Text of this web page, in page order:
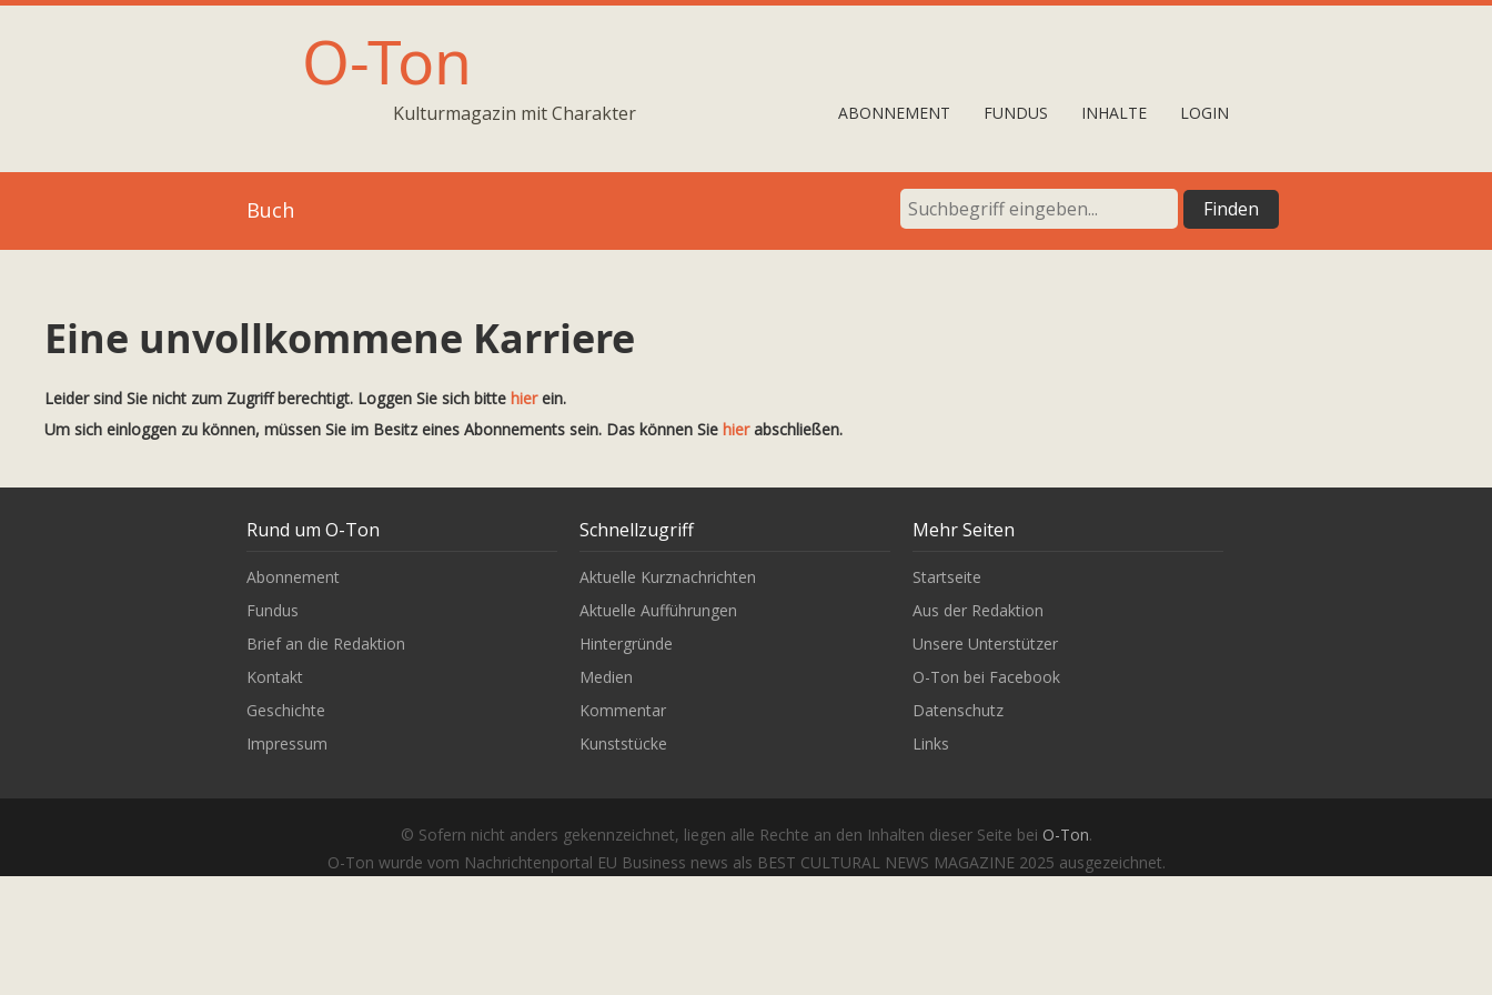
O-Ton
Kulturmagazin mit Charakter ABONNEMENT FUNDUS INHALTE LOGIN
Buch
Eine unvollkommene Karriere
Leider sind Sie nicht zum Zugriff berechtigt. Loggen Sie sich bitte hierein.
Um sich einloggen zu können, müssen Sie im Besitz eines Abonnements sein. Das können Sie hierabschließen.
© Sofern nicht anders gekennzeichnet, liegen alle Rechte an den Inhalten dieser Seite bei O-Ton.
O-Ton wurde vom Nachrichtenportal EU Business news als BEST CULTURAL NEWS MAGAZINE 2025 ausgezeichnet.
Rund um O-Ton
Abonnement
Fundus
Brief an die Redaktion
Kontakt
Geschichte
Impressum
Schnellzugriff
Aktuelle Kurznachrichten
Aktuelle Aufführungen
Hintergründe
Medien
Kommentar
Kunststücke
Mehr Seiten
Startseite
Aus der Redaktion
Unsere Unterstützer
O-Ton bei Facebook
Datenschutz
Links